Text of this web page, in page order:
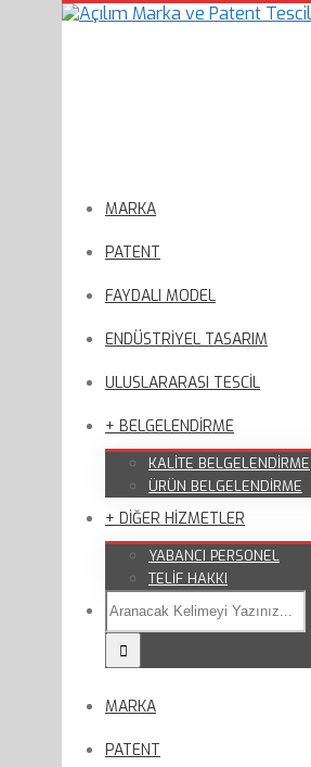
MARKA
PATENT
FAYDALI MODEL
ENDÜSTRİYEL TASARIM
ULUSLARARASI TESCİL
+ BELGELENDİRME
KALİTE BELGELENDİRME
ÜRÜN BELGELENDİRME
+ DİĞER HİZMETLER
YABANCI PERSONEL
TELİF HAKKI
MARKA
PATENT